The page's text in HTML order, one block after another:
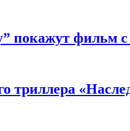
покажут фильм с
триллера